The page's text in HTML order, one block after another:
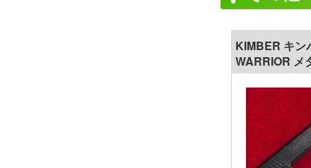
KIMBER キン
WARRIOR メ
セット